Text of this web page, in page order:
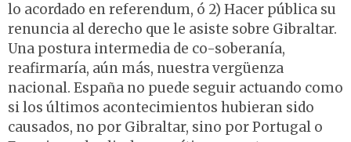
lo acordado en referendum, ó 2) Hacer pública su
renuncia al derecho que le asiste sobre Gibraltar.
Una postura intermedia de co-soberanía,
reafirmaría, aún más, nuestra vergüenza
nacional. España no puede seguir actuando como
si los últimos acontecimientos hubieran sido
causados, no por Gibraltar, sino por Portugal o